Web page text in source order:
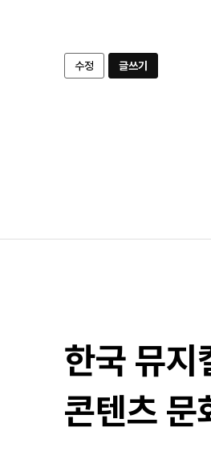
수정 글쓰기
한국 뮤지
콘텐츠 문